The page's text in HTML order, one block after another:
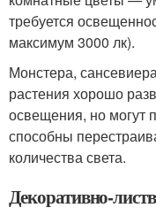
требуется
максимум 3000 лк).
Монстера,
растения хорошо
освещения, но могут
способны
количества света.
Декоративно-